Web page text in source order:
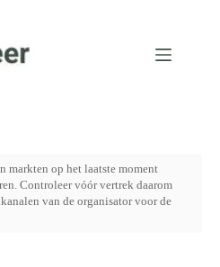
markten op het laatste moment
Controleer vóór vertrek daarom
van de organisator voor de